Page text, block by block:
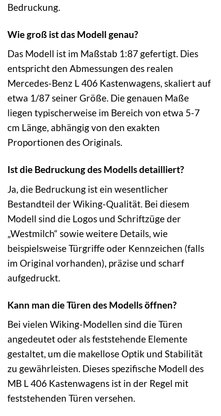
Bedruckung.
Wie groß ist das Modell genau?
Das Modell ist im Maßstab 1:87 gefertigt. Dies
entspricht den Abmessungen des realen
Mercedes-Benz L 406 Kastenwagens, skaliert auf
etwa 1/87 seiner Größe. Die genauen Maße
liegen typischerweise im Bereich von etwa 5-7
cm Länge, abhängig von den exakten
Proportionen des Originals.
Ist die Bedruckung des Modells detailliert?
Ja, die Bedruckung ist ein wesentlicher
Bestandteil der Wiking-Qualität. Bei diesem
Modell sind die Logos und Schriftzüge der
„Westmilch“ sowie weitere Details, wie
beispielsweise Türgriffe oder Kennzeichen (falls
im Original vorhanden), präzise und scharf
aufgedruckt.
Kann man die Türen des Modells öffnen?
Bei vielen Wiking-Modellen sind die Türen
angedeutet oder als feststehende Elemente
gestaltet, um die makellose Optik und Stabilität
zu gewährleisten. Dieses spezifische Modell des
MB L 406 Kastenwagens ist in der Regel mit
feststehenden Türen versehen.